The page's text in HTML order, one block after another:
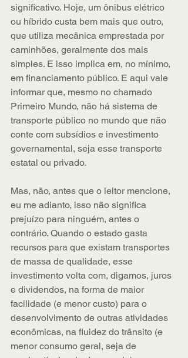
significativo. Hoje, um ônibus elétrico
ou híbrido custa bem mais que outro,
que utiliza mecânica emprestada por
caminhões, geralmente dos mais
simples. E isso implica em, no mínimo,
em financiamento público. E aqui vale
informar que, mesmo no chamado
Primeiro Mundo, não há sistema de
transporte público no mundo que não
conte com subsídios e investimento
governamental, seja esse transporte
estatal ou privado.
Mas, não, antes que o leitor mencione,
eu me adianto, isso não significa
prejuízo para ninguém, antes o
contrário. Quando o estado gasta
recursos para que existam transportes
de massa de qualidade, esse
investimento volta com, digamos, juros
e dividendos, na forma de maior
facilidade (e menor custo) para o
desenvolvimento de outras atividades
econômicas, na fluidez do trânsito (e
menor consumo geral, seja de